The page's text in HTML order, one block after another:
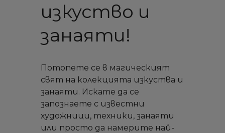
изкуство и
занаяти!
Потопете се в магическият
свят на колекцията изкуства и
занаяти. Искате да се
запознаете с известни
художници, техники, занаяти
или просто да намерите най-